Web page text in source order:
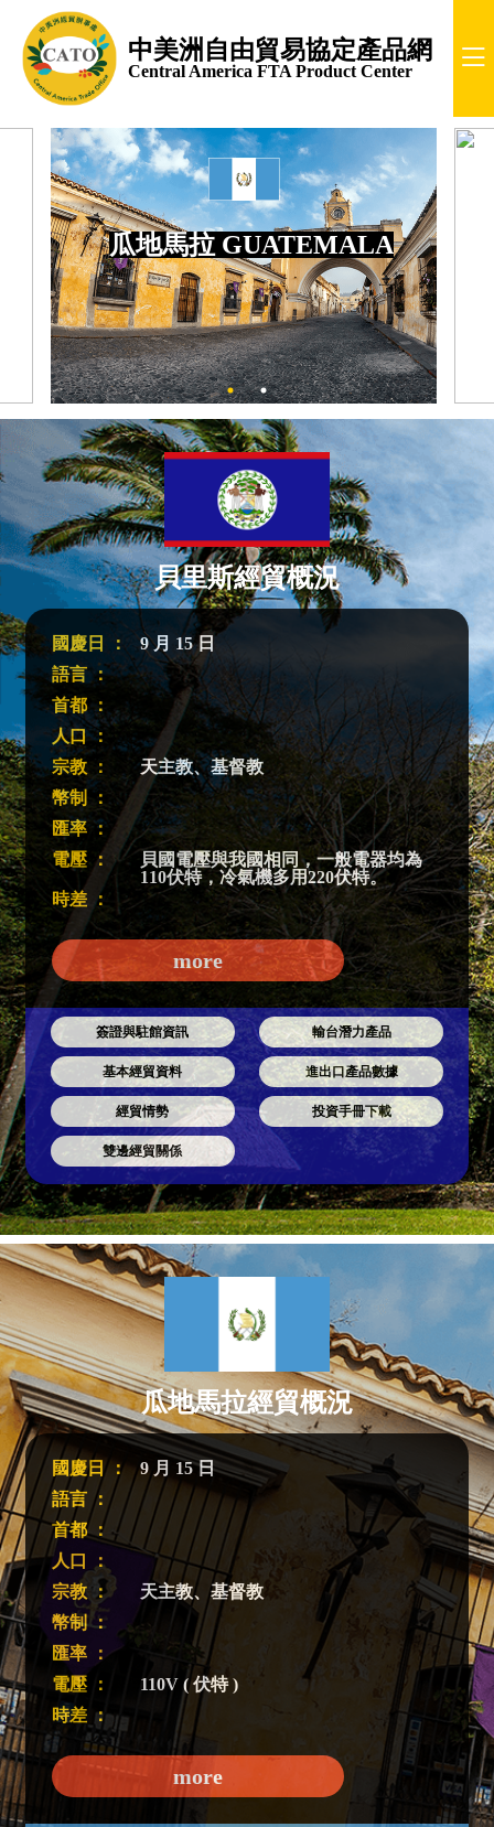
中美洲自由貿易協定產品網
Central America FTA Product Center
瓜地馬拉 GUATEMALA
貝里斯經貿概況
國慶日 ：
9 月 15 日
語言 ：
首都 ：
人口 ：
宗教 ：
天主教、基督教
幣制 ：
匯率 ：
電壓 ：
貝國電壓與我國相同，一般電器均為
110伏特，冷氣機多用220伏特。
時差 ：
more
簽證與駐館資訊 輸台潛力產品
基本經貿資料 進出口產品數據
經貿情勢 投資手冊下載
雙邊經貿關係
瓜地馬拉經貿概況
國慶日 ：
9 月 15 日
語言 ：
首都 ：
人口 ：
宗教 ：
天主教、基督教
幣制 ：
匯率 ：
電壓 ：
110V ( 伏特 )
時差 ：
more